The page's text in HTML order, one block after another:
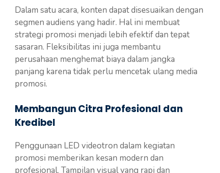
Dalam satu acara, konten dapat disesuaikan dengan
segmen audiens yang hadir. Hal ini membuat
strategi promosi menjadi lebih efektif dan tepat
sasaran. Fleksibilitas ini juga membantu
perusahaan menghemat biaya dalam jangka
panjang karena tidak perlu mencetak ulang media
promosi.
Membangun Citra Profesional dan
Kredibel
Penggunaan LED videotron dalam kegiatan
promosi memberikan kesan modern dan
profesional. Tampilan visual yang rapi dan